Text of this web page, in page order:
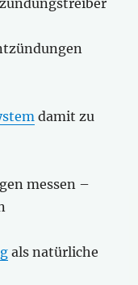
damit zu
messen –
als natürliche